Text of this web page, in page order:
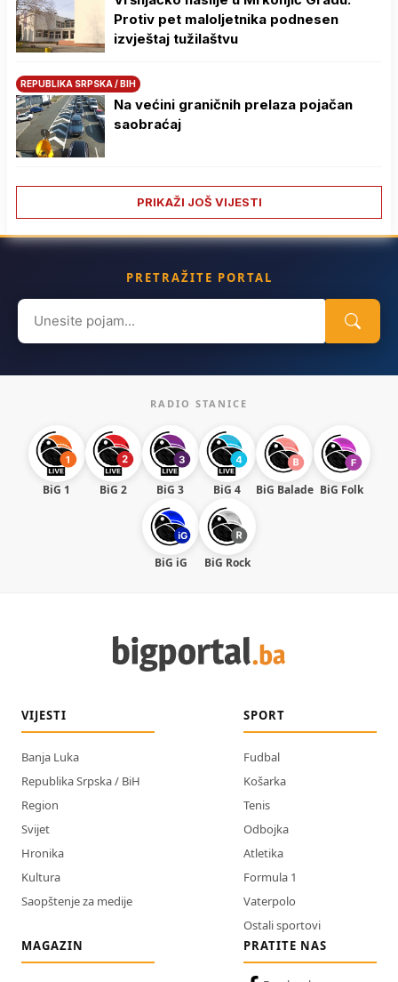
Protiv pet maloljetnika podnesen
izvještaj tužilaštvu
REPUBLIKA SRPSKA / BIH
Na većini graničnih prelaza pojačan
saobraćaj
PRIKAŽI JOŠ VIJESTI
PRETRAŽITE PORTAL
Search
for:
RADIO STANICE
BiG 1 BiG 2 BiG 3 BiG 4 BiG Balade BiG Folk
BiG iG BiG Rock
VIJESTI
Banja Luka
Republika Srpska / BiH
Region
Svijet
Hronika
Kultura
Saopštenje za medije
SPORT
Fudbal
Košarka
Tenis
Odbojka
Atletika
Formula 1
Vaterpolo
Ostali sportovi
MAGAZIN
PRATITE NAS